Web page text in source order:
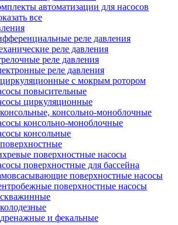
автоматизации для насосов
все
реле давления
реле давления
реле давления
реле давления
с мокрым ротором
повысительные
циркуляционные
консольно-моноблочные
консольно-моноблочные
консольные
поверхностные насосы
поверхностные для бассейна
поверхностные насосы
поверхностные насосы
и фекальные